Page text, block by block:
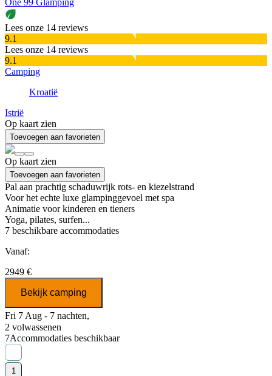
One 99 Glamping
Lees onze 14 reviews
9.1
Lees onze 14 reviews
9.1
Camping
Kroatië
Istrië
Op kaart zien
Toevoegen aan favorieten
Op kaart zien
Toevoegen aan favorieten
Pal aan prachtig schaduwrijk rots- en kiezelstrand
Voor het echte luxe glampinggevoel met spa
Animatie voor kinderen en tieners
Yoga, pilates, surfen...
7 beschikbare accommodaties
Vanaf:
2949 €
Bekijk camping
Fri 7 Aug - 7 nachten,
2 volwassenen
7Accommodaties beschikbaar
1